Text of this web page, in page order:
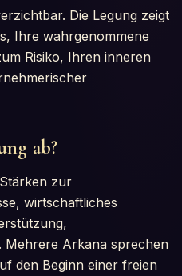
Die Legung zeigt
Ihre wahrgenommene
Risiko, Ihren inneren
ab?
zur
wirtschaftliches
Mehrere Arkana sprechen
den Beginn einer freien